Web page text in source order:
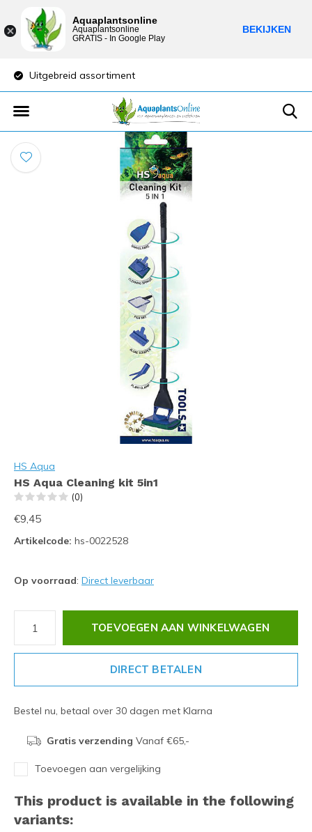
Uitgebreid assortiment
HS Aqua
HS Aqua Cleaning kit 5in1
(0)
€9,45
Artikelcode: hs-0022528
Op voorraad: Direct leverbaar
TOEVOEGEN AAN WINKELWAGEN
DIRECT BETALEN
Bestel nu, betaal over 30 dagen met Klarna
Gratis verzending Vanaf €65,-
Toevoegen aan vergelijking
This product is available in the following
variants:
Aquaplantsonline
Aquaplantsonline
GRATIS - In Google Play
BEKIJKEN